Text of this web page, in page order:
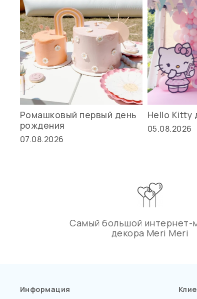
Ромашковый первый день
рождения
07.08.2026
Hello Kitty
05.08.2026
Самый большой интернет-
декора Meri Meri
Информация